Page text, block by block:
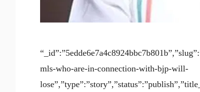
mls-who-are-in-connection-with-bjp-will-